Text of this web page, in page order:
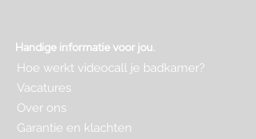
Handige informatie voor jou.
Hoe werkt videocall je badkamer?
Vacatures
Over ons
Garantie en klachten